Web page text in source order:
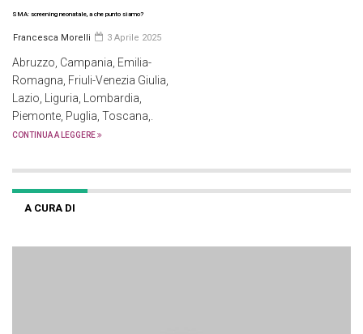
SMA: screening neonatale, a che punto siamo?
Francesca Morelli 3 Aprile 2025
Abruzzo, Campania, Emilia-
Romagna, Friuli-Venezia Giulia,
Lazio, Liguria, Lombardia,
Piemonte, Puglia, Toscana,.
CONTINUA A LEGGERE
A CURA DI